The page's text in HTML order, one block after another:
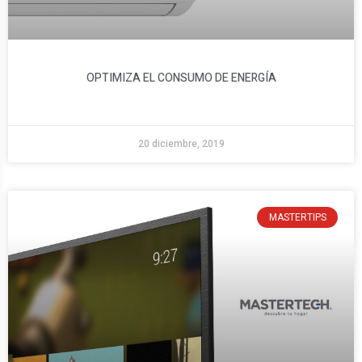
OPTIMIZA EL CONSUMO DE ENERGÍA
20 diciembre, 2019
MASTERTIPS